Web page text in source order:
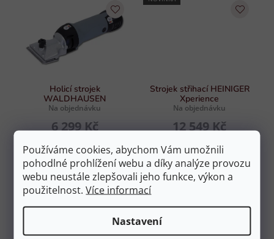
Používáme cookies, abychom Vám umožnili
pohodlné prohlížení webu a díky analýze provozu
webu neustále zlepšovali jeho funkce, výkon a
použitelnost.Více informací
Nastavení
Holicí strojek
WALDHAUSEN
Na objednávku
6 299 Kč
DO KOŠÍKU
Strojek střihací HEINIGER
Xperience
Na objednávku
12 549 Kč
DO KOŠÍKU
NOVINKA
NOVINKA